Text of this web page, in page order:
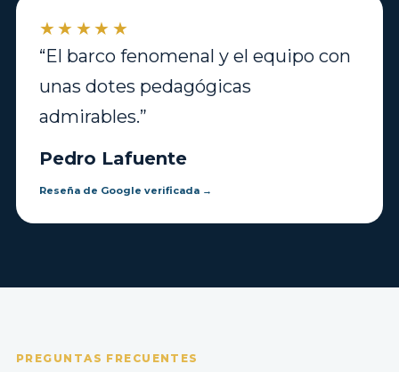
★★★★★
“El barco fenomenal y el equipo con
unas dotes pedagógicas
admirables.”
Pedro Lafuente
Reseña de Google verificada →
PREGUNTAS FRECUENTES